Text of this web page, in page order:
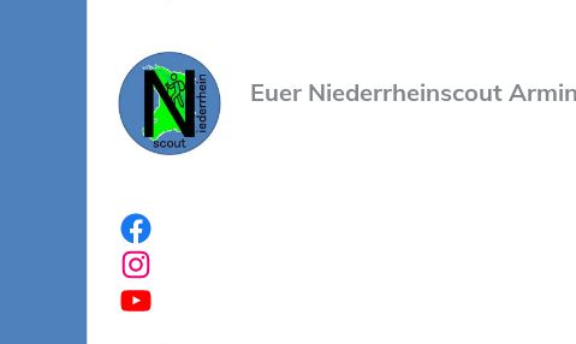
Euer Niederrheinscout
Facebook
Instagram
YouTube